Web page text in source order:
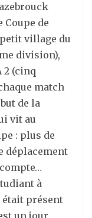
Coupe de
village du
division),
2 (cinq
match
de la
vit au
: plus de
déplacement
à
était présent
un jour